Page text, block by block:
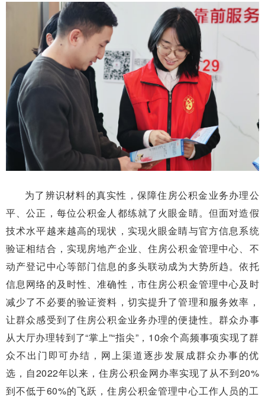
为了辨识材料的真实性，保障住房公积金业务办理公
平、公正，每位公积金人都练就了火眼金睛。但面对造假
技术水平越来越高的现状，实现火眼金睛与官方信息系统
验证相结合，实现房地产企业、住房公积金管理中心、不
动产登记中心等部门信息的多头联动成为大势所趋。依托
信息网络的及时性、准确性，市住房公积金管理中心及时
减少了不必要的验证资料，切实提升了管理和服务效率，
让群众感受到了住房公积金业务办理的便捷性。群众办事
从大厅办理转到了“掌上”“指尖”，10余个高频事项实现了群
众不出门即可办结，网上渠道逐步发展成群众办事的优
选，自2022年以来，住房公积金网办率实现了从不到20%
到不低于60%的飞跃，住房公积金管理中心工作人员的工